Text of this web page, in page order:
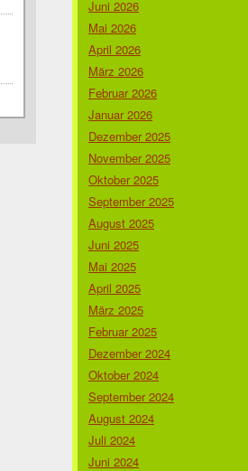
Juni 2026
Mai 2026
April 2026
März 2026
Februar 2026
Januar 2026
Dezember 2025
November 2025
Oktober 2025
September 2025
August 2025
Juni 2025
Mai 2025
April 2025
März 2025
Februar 2025
Dezember 2024
Oktober 2024
September 2024
August 2024
Juli 2024
Juni 2024